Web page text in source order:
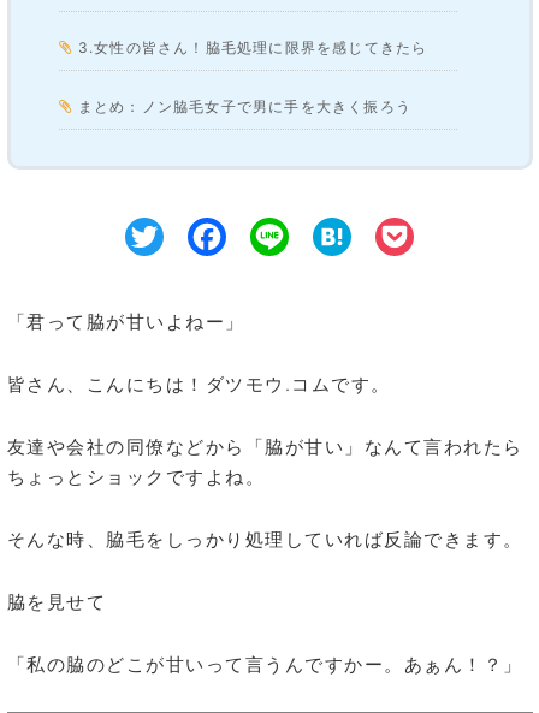
3.女性の皆さん！脇毛処理に限界を感じてきたら
まとめ：ノン脇毛女子で男に手を大きく振ろう
TwitterFacebook
Line Hatena
「君って脇が甘いよねー」
皆さん、こんにちは！ダツモウ.コムです。
友達や会社の同僚などから「脇が甘い」なんて言われたら
ちょっとショックですよね。
そんな時、脇毛をしっかり処理していれば反論できます。
脇を見せて
「私の脇のどこが甘いって言うんですかー。あぁん！？」